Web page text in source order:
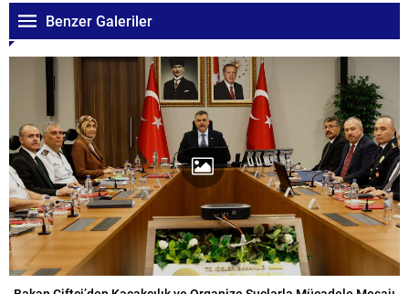
Benzer Galeriler